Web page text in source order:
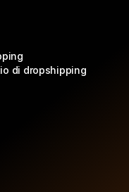
di dropshipping